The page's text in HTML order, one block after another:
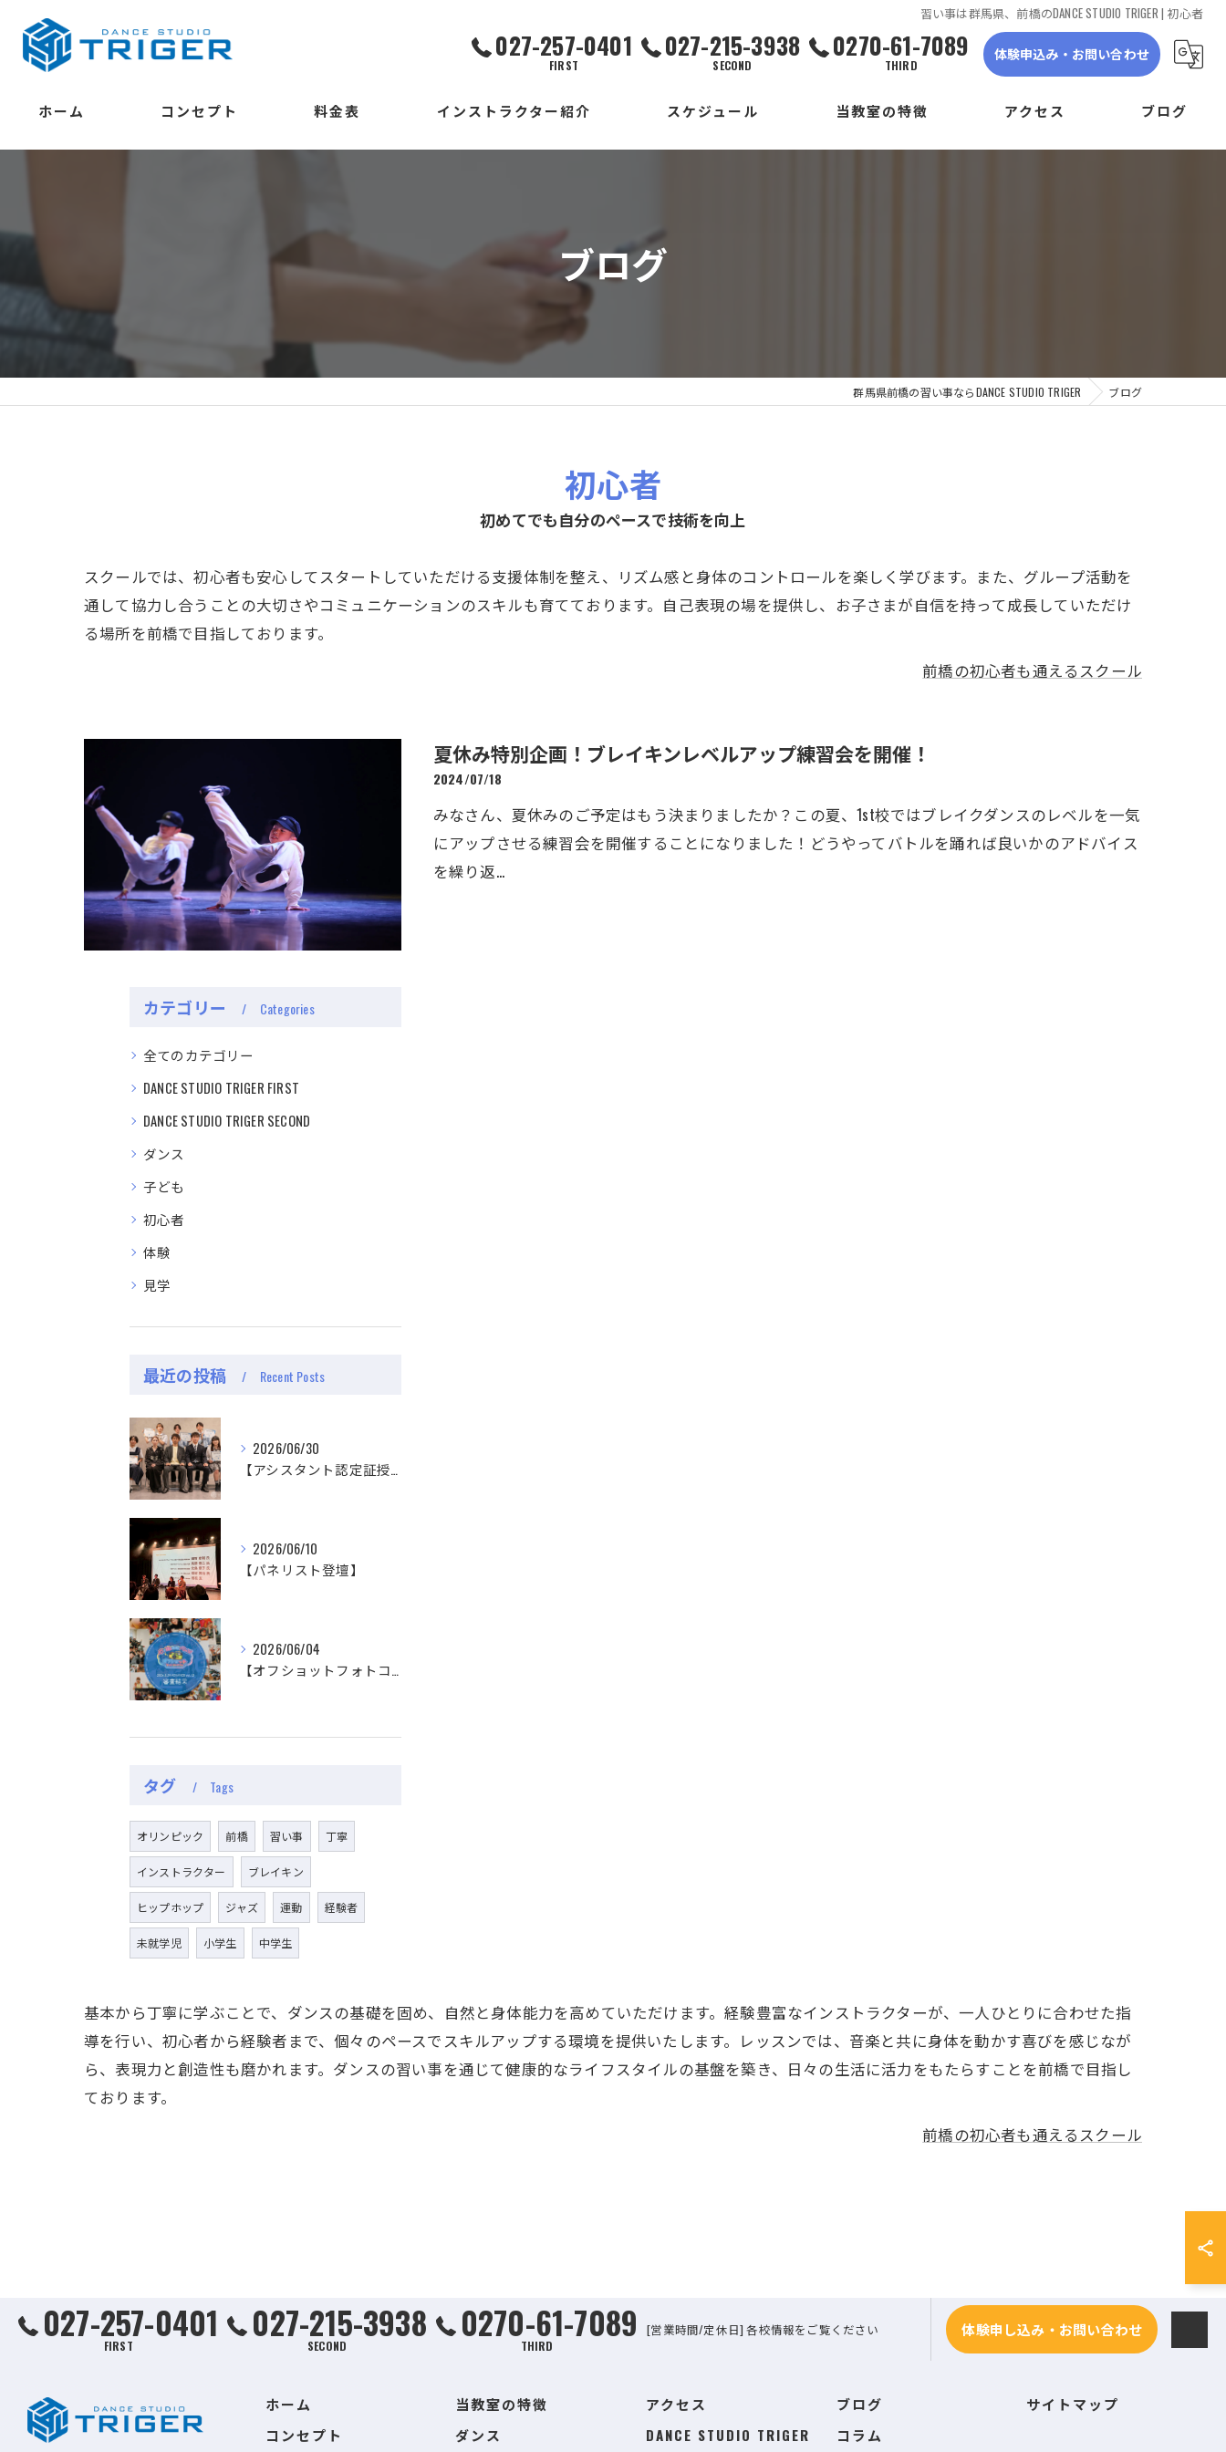
習い事は群馬県、前橋のDANCE STUDIO TRIGER | 初心者
027-257-0401
FIRST
027-215-3938
SECOND
0270-61-7089
THIRD
体験申込み・お問い合わせ
ホーム コンセプト 料金表 インストラクター紹介 スケジュール
THIRD校
当教室の特徴 アクセス ブログ
ブログ
群馬県前橋の習い事ならDANCE STUDIO TRIGER ブログ
初心者
初めてでも自分のペースで技術を向上
スクールでは、初心者も安心してスタートしていただける支援体制を整え、リズム感と身体のコントロールを楽しく学びます。また、グループ活動を
通して協力し合うことの大切さやコミュニケーションのスキルも育てております。自己表現の場を提供し、お子さまが自信を持って成長していただけ
る場所を前橋で目指しております。
前橋の初心者も通えるスクール
夏休み特別企画！ブレイキンレベルアップ練習会を開催！
2024/07/18
みなさん、夏休みのご予定はもう決まりましたか？この夏、1st校ではブレイクダンスのレベルを一気
にアップさせる練習会を開催することになりました！どうやってバトルを踊れば良いかのアドバイス
を繰り返…
カテゴリー Categories
全てのカテゴリー
DANCE STUDIO TRIGER FIRST
DANCE STUDIO TRIGER SECOND
ダンス
子ども
初心者
体験
見学
最近の投稿 Recent Posts
2026/06/30
【アシスタント認定証授与式】
2026/06/10
【パネリスト登壇】
2026/06/04
【オフショットフォトコンテスト審査結果】
タグ Tags
オリンピック 前橋 習い事 丁寧
インストラクター ブレイキン
ヒップホップ ジャズ 運動 経験者
未就学児 小学生 中学生
基本から丁寧に学ぶことで、ダンスの基礎を固め、自然と身体能力を高めていただけます。経験豊富なインストラクターが、一人ひとりに合わせた指
導を行い、初心者から経験者まで、個々のペースでスキルアップする環境を提供いたします。レッスンでは、音楽と共に身体を動かす喜びを感じなが
ら、表現力と創造性も磨かれます。ダンスの習い事を通じて健康的なライフスタイルの基盤を築き、日々の生活に活力をもたらすことを前橋で目指し
ております。
前橋の初心者も通えるスクール
027-257-0401
FIRST
027-215-3938
SECOND
0270-61-7089
THIRD
[営業時間/定休日] 各校情報をご覧ください 体験申し込み・お問い合わせ
ホーム
コンセプト
当教室の特徴
ダンス
アクセス
DANCE STUDIO TRIGER
ブログ
コラム
サイトマップ